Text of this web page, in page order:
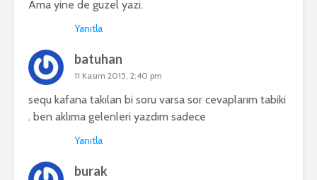
Ama yine de guzel yazi.
Yanıtla
batuhan
11 Kasım 2015, 2:40 pm
sequ kafana takılan bi soru varsa sor cevaplarım tabiki
. ben aklıma gelenleri yazdım sadece
Yanıtla
burak